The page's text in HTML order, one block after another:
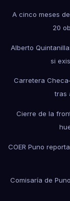
A cinco meses
20
Alberto
si
Carretera
tras
Cierre de la
COER Puno
Comisaría de